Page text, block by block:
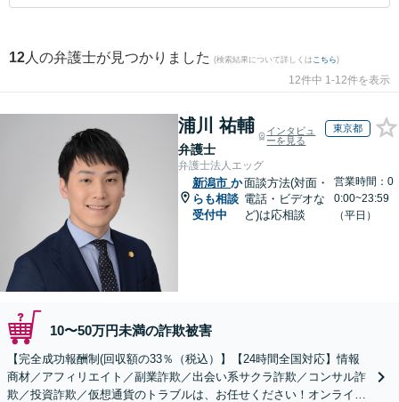
12 人の弁護士が見つかりました (検索結果について詳しくは こちら)
12件中 1-12件を表示
浦川 祐輔
弁護士
インタビュ
ーを見る
東京都
弁護士法人エッグ
新潟市 か
らも相談
受付中
面談方法(対面・
電話・ビデオな
ど)は応相談
営業時間：0
0:00~23:59
（平日）
10〜50万円未満の詐欺被害
【完全成功報酬制(回収額の33％（税込）】【24時間全国対応】情報
商材／アフィリエイト／副業詐欺／出会い系サクラ詐欺／コンサル詐
欺／投資詐欺／仮想通貨のトラブルは、お任せください！オンライン